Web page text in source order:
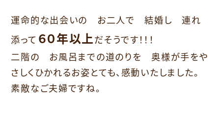
運命的な出会いの お二人で 結婚し 連れ
添って ６０年以上だそうです！！！
二階の お風呂までの道のりを 奥様が手をや
さしくひかれるお姿とても、感動いたしました。
素敵なご夫婦ですね。